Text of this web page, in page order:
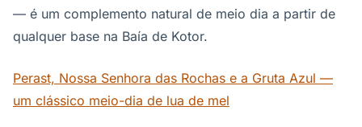
— é um complemento natural de meio dia a partir de
qualquer base na Baía de Kotor.
Perast, Nossa Senhora das Rochas e a Gruta Azul —
um clássico meio-dia de lua de mel